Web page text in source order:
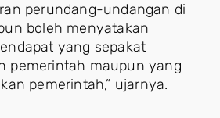
perundang-undangan di
boleh menyatakan
yang sepakat
pemerintah maupun yang
pemerintah,” ujarnya.